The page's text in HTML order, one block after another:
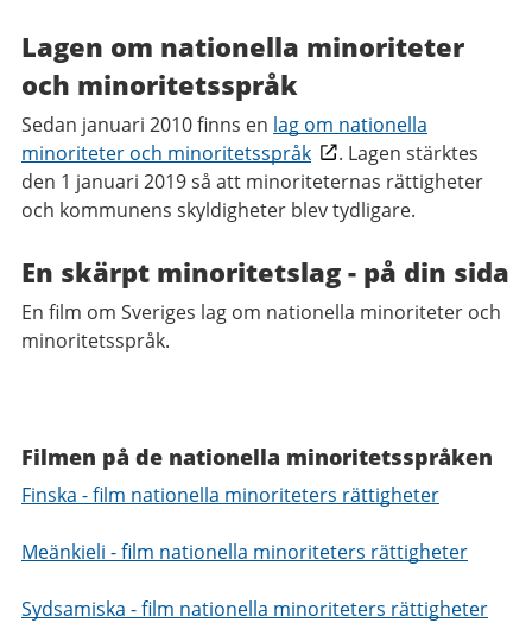
Lagen om nationella minoriteter
och minoritetsspråk
Sedan januari 2010 finns en lag om nationella
minoriteter och minoritetsspråk
. Lagen stärktes
den 1 januari 2019 så att minoriteternas rättigheter
och kommunens skyldigheter blev tydligare.
En skärpt minoritetslag - på din sida
En film om Sveriges lag om nationella minoriteter och
minoritetsspråk.
Filmen på de nationella minoritetsspråken
Finska - film nationella minoriteters rättigheter
Meänkieli - film nationella minoriteters rättigheter
Sydsamiska - film nationella minoriteters rättigheter